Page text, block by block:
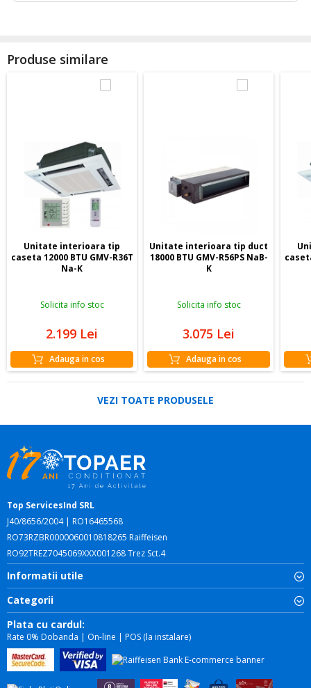
Produse similare
Unitate interioara tip
caseta 12000 BTU GMV-R36T
Na-K
Solicita info stoc
2.199 Lei
Adauga in cos
Unitate interioara tip duct
18000 BTU GMV-R56PS NaB-
K
Solicita info stoc
3.075 Lei
Adauga in cos
VEZI TOATE PRODUSELE
Top ServicesInd SRL
J40/8656/2004 | RO16465568
RO73RZBR0000060010818265 Raiffeisen
RO92TREZ7045069XXX001268 Trez Sct.4
Informatii utile
Categorii
Plata cu cardul:
Rate 0% Dobanda | On-line | POS (la instalare)